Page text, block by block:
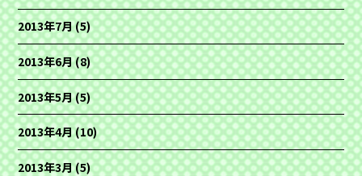
2013年7月(5)
2013年6月(8)
2013年5月(5)
2013年4月(10)
2013年3月(5)